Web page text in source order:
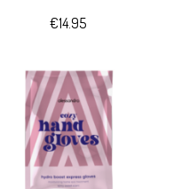
€14.95